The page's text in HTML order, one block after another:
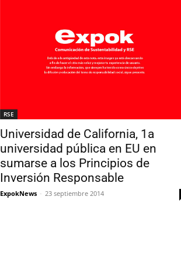
RSE
Universidad de California, 1a
universidad pública en EU en
sumarse a los Principios de
Inversión Responsable
ExpokNews - 23 septiembre 2014